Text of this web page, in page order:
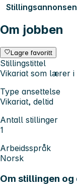
Om jobben
Lagre favoritt
Stillingstittel
Vikariat som lærer i
Type ansettelse
Vikariat, deltid
Antall stillinger
1
Arbeidsspråk
Norsk
Om stillingen